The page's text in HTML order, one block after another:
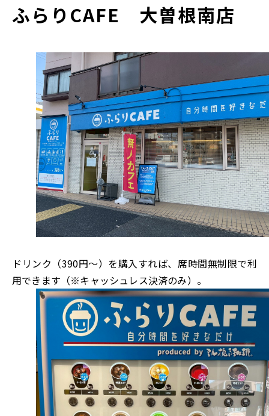
ふらりCAFE 大曽根南店
ドリンク（390円～）を購入すれば、席時間無制限で利
用できます（※キャッシュレス決済のみ）。